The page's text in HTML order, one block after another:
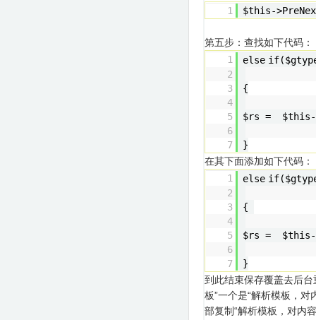
1
$this-
第五步：查找如下代码：
1
else if
2
3
{
4
5
$rs = $this-
6
7
}
在其下面添加如下代码：
1
else if
2
3
{
4
5
$rs = $this-
6
7
}
到此结束保存覆盖去后
板”一个是“解析模板，
部复制“解析模板，对内